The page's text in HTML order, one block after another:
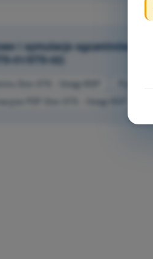
i symulacje egzaminów z
01/STS-02)
Dron STS - Osiągi BSP
PDF Dron STS - Osiągi BSP